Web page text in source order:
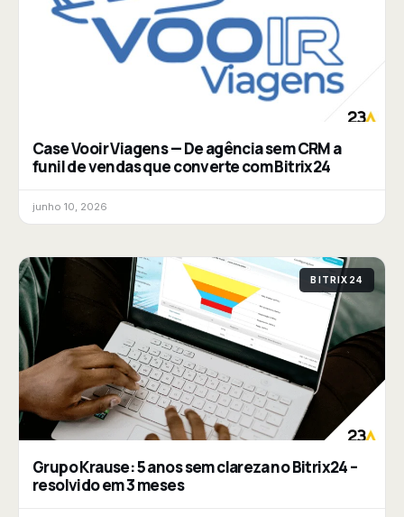
Case Vooir Viagens — De agência sem CRM a
funil de vendas que converte com Bitrix24
junho 10, 2026
BITRIX24
Grupo Krause: 5 anos sem clareza no Bitrix24 –
resolvido em 3 meses